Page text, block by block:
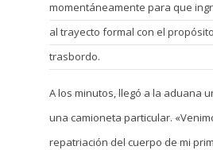
momentáneamente para que
al trayecto formal con el
trasbordo.
A los minutos, llegó a la aduana
una camioneta particular.
repatriación del cuerpo de mi